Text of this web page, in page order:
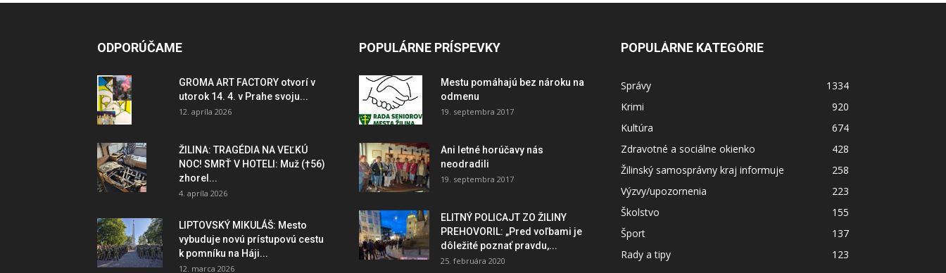
ODPORÚČAME
GROMA ART FACTORY otvorí v
utorok 14. 4. v Prahe svoju...
12. apríla 2026
ŽILINA: TRAGÉDIA NA VEĽKÚ
NOC! SMRŤ V HOTELI: Muž (†56)
zhorel...
4. apríla 2026
LIPTOVSKÝ MIKULÁŠ: Mesto
vybuduje novú prístupovú cestu
k pomníku na Háji...
12. marca 2026
POPULÁRNE PRÍSPEVKY
Mestu pomáhajú bez nároku na
odmenu
19. septembra 2017
Ani letné horúčavy nás
neodradili
19. septembra 2017
ELITNÝ POLICAJT ZO ŽILINY
PREHOVORIL: „Pred voľbami je
dôležité poznať pravdu,...
25. februára 2020
POPULÁRNE KATEGÓRIE
Správy
1334
Krimi
920
Kultúra
674
Zdravotné a sociálne okienko
428
Žilinský samosprávny kraj informuje
258
Výzvy/upozornenia
223
Školstvo
155
Šport
137
Rady a tipy
123